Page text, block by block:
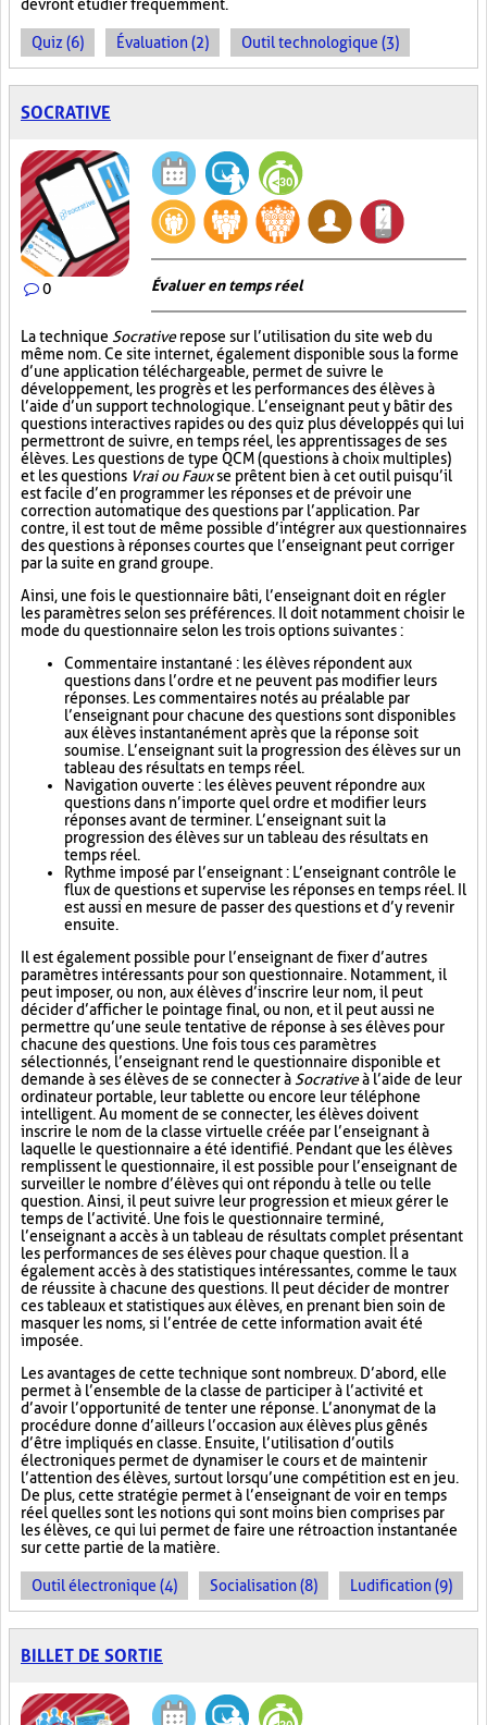
devront étudier fréquemment.
Quiz (6) Évaluation (2) Outil technologique (3)
SOCRATIVE
0 Évaluer en temps réel
La technique Socrativerepose sur l’utilisation du site web du
même nom. Ce site internet, également disponible sous la forme
d’une application téléchargeable, permet de suivre le
développement, les progrès et les performances des élèves à
l’aide d’un support technologique. L’enseignant peut y bâtir des
questions interactives rapides ou des quiz plus développés qui lui
permettront de suivre, en temps réel, les apprentissages de ses
élèves. Les questions de type QCM (questions à choix multiples)
et les questions Vrai ou Fauxse prêtent bien à cet outil puisqu’il
est facile d’en programmer les réponses et de prévoir une
correction automatique des questions par l’application. Par
contre, il est tout de même possible d’intégrer aux questionnaires
des questions à réponses courtes que l’enseignant peut corriger
par la suite en grand groupe.
Ainsi, une fois le questionnaire bâti, l’enseignant doit en régler
les paramètres selon ses préférences. Il doit notamment choisir le
mode du questionnaire selon les trois options suivantes :
Commentaire instantané : les élèves répondent aux
questions dans l’ordre et ne peuvent pas modifier leurs
réponses. Les commentaires notés au préalable par
l’enseignant pour chacune des questions sont disponibles
aux élèves instantanément après que la réponse soit
soumise. L’enseignant suit la progression des élèves sur un
tableau des résultats en temps réel.
Navigation ouverte : les élèves peuvent répondre aux
questions dans n’importe quel ordre et modifier leurs
réponses avant de terminer. L’enseignant suit la
progression des élèves sur un tableau des résultats en
temps réel.
Rythme imposé par l’enseignant : L’enseignant contrôle le
flux de questions et supervise les réponses en temps réel. Il
est aussi en mesure de passer des questions et d’y revenir
ensuite.
Il est également possible pour l’enseignant de fixer d’autres
paramètres intéressants pour son questionnaire. Notamment, il
peut imposer, ou non, aux élèves d’inscrire leur nom, il peut
décider d’afficher le pointage final, ou non, et il peut aussi ne
permettre qu’une seule tentative de réponse à ses élèves pour
chacune des questions. Une fois tous ces paramètres
sélectionnés, l’enseignant rend le questionnaire disponible et
demande à ses élèves de se connecter à Socrativeà l’aide de leur
ordinateur portable, leur tablette ou encore leur téléphone
intelligent. Au moment de se connecter, les élèves doivent
inscrire le nom de la classe virtuelle créée par l’enseignant à
laquelle le questionnaire a été identifié. Pendant que les élèves
remplissent le questionnaire, il est possible pour l’enseignant de
surveiller le nombre d’élèves qui ont répondu à telle ou telle
question. Ainsi, il peut suivre leur progression et mieux gérer le
temps de l’activité. Une fois le questionnaire terminé,
l’enseignant a accès à un tableau de résultats complet présentant
les performances de ses élèves pour chaque question. Il a
également accès à des statistiques intéressantes, comme le taux
de réussite à chacune des questions. Il peut décider de montrer
ces tableaux et statistiques aux élèves, en prenant bien soin de
masquer les noms, si l’entrée de cette information avait été
imposée.
Les avantages de cette technique sont nombreux. D’abord, elle
permet à l’ensemble de la classe de participer à l’activité et
d’avoir l’opportunité de tenter une réponse. L’anonymat de la
procédure donne d’ailleurs l’occasion aux élèves plus gênés
d’être impliqués en classe. Ensuite, l’utilisation d’outils
électroniques permet de dynamiser le cours et de maintenir
l’attention des élèves, surtout lorsqu’une compétition est en jeu.
De plus, cette stratégie permet à l’enseignant de voir en temps
réel quelles sont les notions qui sont moins bien comprises par
les élèves, ce qui lui permet de faire une rétroaction instantanée
sur cette partie de la matière.
Outil électronique (4) Socialisation (8) Ludification (9)
BILLET DE SORTIE